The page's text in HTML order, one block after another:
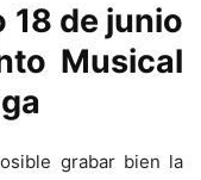
18 de junio
Musical
grabar bien la